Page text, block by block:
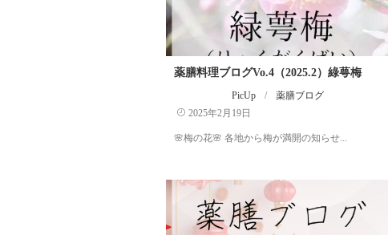
薬膳料理ブログVo.4（2025.2）綠萼梅
PicUp /
薬膳ブログ
2025年2月19日
🌸梅の花🌸 各地から梅が満開の知らせ...